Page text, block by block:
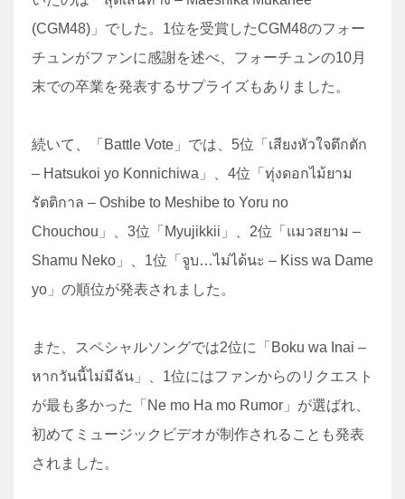
(CGM48)」でした。1位を受賞したCGM48のフォー
チュンがファンに感謝を述べ、フォーチュンの10月
末での卒業を発表するサプライズもありました。
続いて、「Battle Vote」では、5位「เสียงหัวใจตึกตัก
– Hatsukoi yo Konnichiwa」、4位「ทุ่งดอกไม้ยาม
รัตติกาล – Oshibe to Meshibe to Yoru no
Chouchou」、3位「Myujikkii」、2位「แมวสยาม –
Shamu Neko」、1位「จูบ…ไม่ได้นะ – Kiss wa Dame
yo」の順位が発表されました。
また、スペシャルソングでは2位に「Boku wa Inai –
หากวันนี้ไม่มีฉัน」、1位にはファンからのリクエスト
が最も多かった「Ne mo Ha mo Rumor」が選ばれ、
初めてミュージックビデオが制作されることも発表
されました。